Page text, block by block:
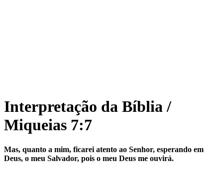
Interpretação da Bíblia /
Miqueias 7:7
Mas, quanto a mim, ficarei atento ao Senhor, esperando em
Deus, o meu Salvador, pois o meu Deus me ouvirá.